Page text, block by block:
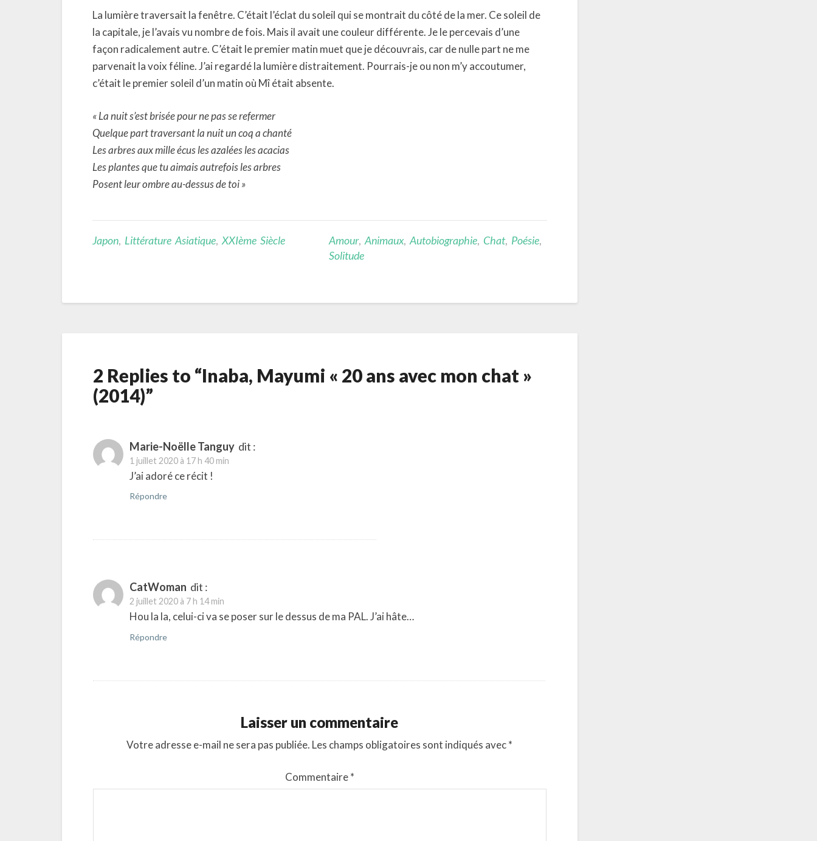
La lumière traversait la fenêtre. C’était l’éclat du soleil qui se montrait du côté de la mer. Ce soleil de
la capitale, je l’avais vu nombre de fois. Mais il avait une couleur différente. Je le percevais d’une
façon radicalement autre. C’était le premier matin muet que je découvrais, car de nulle part ne me
parvenait la voix féline. J’ai regardé la lumière distraitement. Pourrais-je ou non m’y accoutumer,
c’était le premier soleil d’un matin où Mî était absente.
« La nuit s’est brisée pour ne pas se refermer
Quelque part traversant la nuit un coq a chanté
Les arbres aux mille écus les azalées les acacias
Les plantes que tu aimais autrefois les arbres
Posent leur ombre au-dessus de toi »
Japon, Littérature Asiatique, XXIème Siècle Amour, Animaux, Autobiographie, Chat, Poésie,
Solitude
2 Replies to “Inaba, Mayumi « 20 ans avec mon chat »
(2014)”
Marie-Noëlle Tanguy dit :
1 juillet 2020 à 17 h 40 min
J’ai adoré ce récit !
Répondre
CatWoman dit :
2 juillet 2020 à 7 h 14 min
Hou la la, celui-ci va se poser sur le dessus de ma PAL. J’ai hâte…
Répondre
Laisser un commentaire
Votre adresse e-mail ne sera pas publiée. Les champs obligatoires sont indiqués avec*
Commentaire*